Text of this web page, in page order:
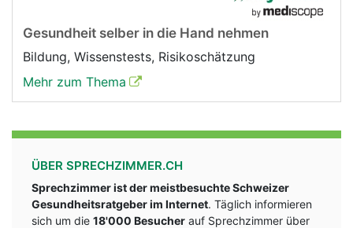
Gesundheit selber in die Hand nehmen
Bildung, Wissenstests, Risikoschätzung
Mehr zum Thema
ÜBER SPRECHZIMMER.CH
Sprechzimmer ist der meistbesuchte Schweizer
Gesundheitsratgeber im Internet. Täglich informieren
sich um die 18'000 Besucher auf Sprechzimmer über